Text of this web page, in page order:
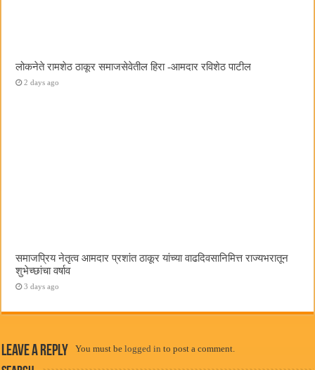
लोकनेते रामशेठ ठाकूर समाजसेवेतील हिरा -आमदार रविशेठ पाटील
2 days ago
समाजप्रिय नेतृत्व आमदार प्रशांत ठाकूर यांच्या वाढदिवसानिमित्त राज्यभरातून
शुभेच्छांचा वर्षाव
3 days ago
Leave a Reply You must belogged in to post a comment.